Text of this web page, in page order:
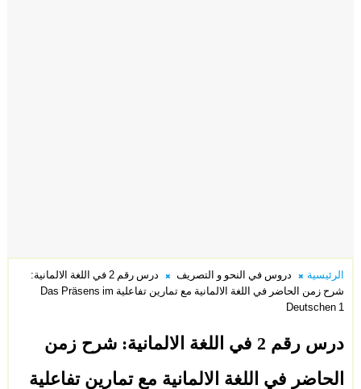
الرئيسية دروس في النحو و التصريف
درس رقم 2 في اللغة الالمانية:
شرح زمن الحاضر في اللغة الالمانية مع تمارين تفاعلية Das Präsens im
Deutschen 1
درس رقم 2 في اللغة الالمانية: شرح زمن
الحاضر في اللغة الالمانية مع تمارين تفاعلية